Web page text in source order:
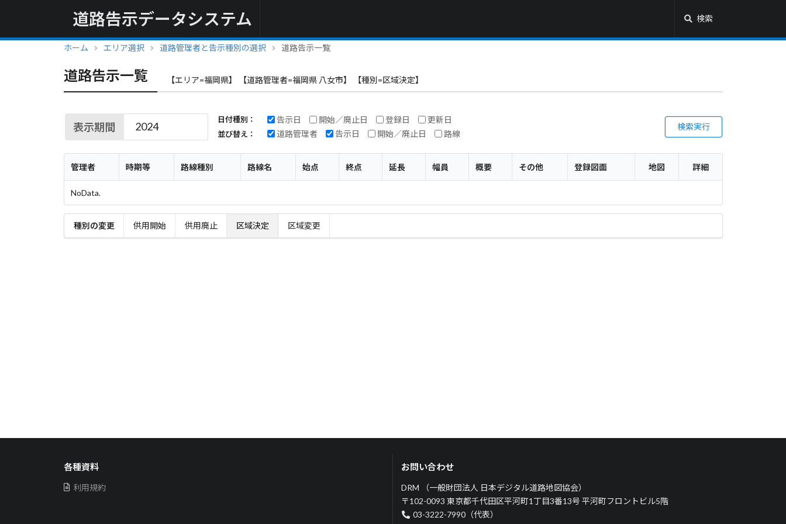
道路告示データシステム 検索
ホーム エリア選択 道路管理者と告示種別の選択 道路告示一覧
道路告示一覧 【エリア=福岡県】 【道路管理者=福岡県 八女市】 【種別=区域決定】
表示期間
日付種別： 告示日 開始／廃止日 登録日 更新日
並び替え： 道路管理者 告示日 開始／廃止日 路線
検索実行
管理者 時期等 路線種別 路線名 始点 終点 延長 幅員 概要 その他 登録図面 地図 詳細
NoData.
種別の変更 供用開始 供用廃止 区域決定 区域変更
各種資料
利用規約
お問い合わせ
DRM （一般財団法人 日本デジタル道路地図協会）
〒102-0093 東京都千代田区平河町1丁目3番13号 平河町フロントビル5階
03-3222-7990（代表）